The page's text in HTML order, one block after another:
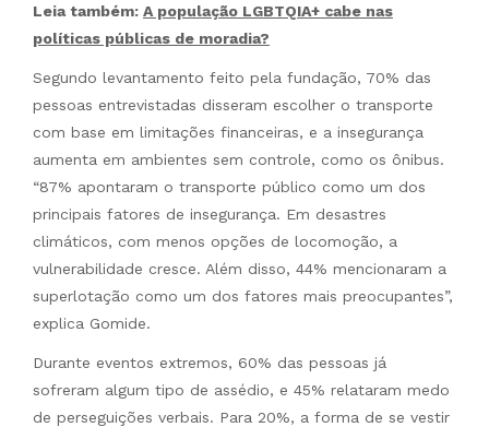
Leia também: A população LGBTQIA+ cabe nas
políticas públicas de moradia?
Segundo levantamento feito pela fundação, 70% das
pessoas entrevistadas disseram escolher o transporte
com base em limitações financeiras, e a insegurança
aumenta em ambientes sem controle, como os ônibus.
“87% apontaram o transporte público como um dos
principais fatores de insegurança. Em desastres
climáticos, com menos opções de locomoção, a
vulnerabilidade cresce. Além disso, 44% mencionaram a
superlotação como um dos fatores mais preocupantes”,
explica Gomide.
Durante eventos extremos, 60% das pessoas já
sofreram algum tipo de assédio, e 45% relataram medo
de perseguições verbais. Para 20%, a forma de se vestir